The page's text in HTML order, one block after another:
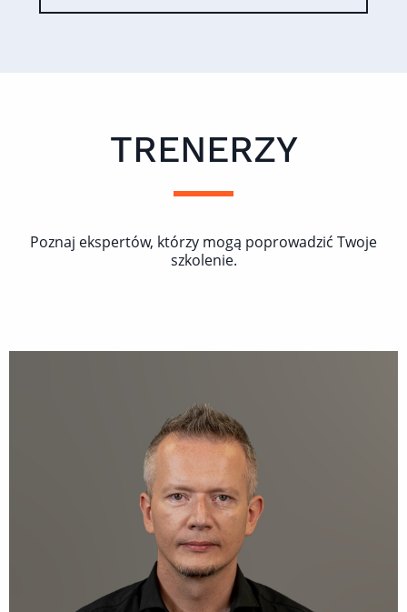
TRENERZY
Poznaj ekspertów, którzy mogą poprowadzić Twoje
szkolenie.